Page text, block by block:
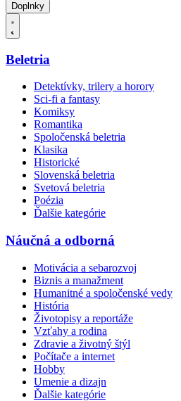
Doplnky
Beletria
Detektívky, trilery a horory
Sci-fi a fantasy
Komiksy
Romantika
Spoločenská beletria
Klasika
Historické
Slovenská beletria
Svetová beletria
Poézia
Ďalšie kategórie
Náučná a odborná
Motivácia a sebarozvoj
Biznis a manažment
Humanitné a spoločenské vedy
História
Životopisy a reportáže
Vzťahy a rodina
Zdravie a životný štýl
Počítače a internet
Hobby
Umenie a dizajn
Ďalšie kategórie